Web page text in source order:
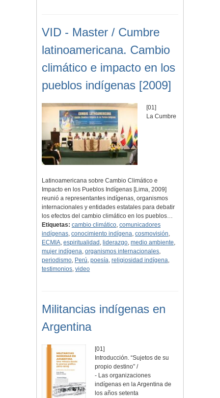
VID - Master / Cumbre
latinoamericana. Cambio
climático e impacto en los
pueblos indígenas [2009]
[01]
La Cumbre
Latinoamericana sobre Cambio Climático e
Impacto en los Pueblos Indígenas [Lima, 2009]
reunió a representantes indígenas, organismos
internacionales y entidades estatales para debatir
los efectos del cambio climático en los pueblos…
Etiquetas: cambio climático, comunicadores
indígenas, conocimiento indígena, cosmovisión,
ECMIA, espiritualidad , liderazgo, medio ambiente,
mujer indígena, organismos internacionales,
periodismo, Perú, poesía, religiosidad indígena,
testimonios, video
Militancias indígenas en
Argentina
[01]
Introducción. “Sujetos de su
propio destino” /
- Las organizaciones
indígenas en la Argentina de
los años setenta